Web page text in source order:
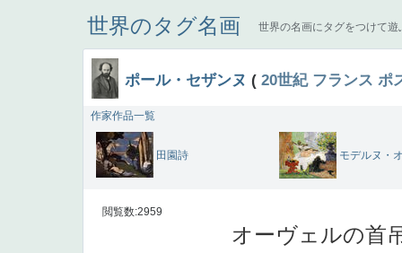
世界のタグ名画 世界の名画にタグをつけて遊
ポール・セザンヌ ( 20世紀 フランス ポ
作家作品一覧
田園詩 モデルヌ・
閲覧数:2959
オーヴェルの首